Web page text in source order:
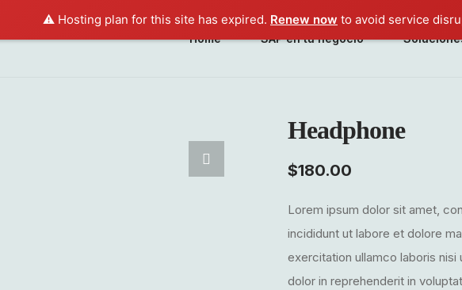
⚠️ Hosting plan for this site has expired. Renew now to avoid service
Home SAP en tu negocio
Headphone
$180.00
Lorem ipsum dolor sit amet,
incididunt ut labore et dolore
exercitation ullamco laboris
dolor in reprehenderit in